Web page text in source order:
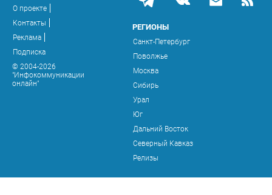
О проекте
Контакты
Реклама
Подписка
© 2004-2026
"Инфокоммуникации
онлайн"
РЕГИОНЫ
Санкт-Петербург
Поволжье
Москва
Сибирь
Урал
Юг
Дальний Восток
Северный Кавказ
Релизы